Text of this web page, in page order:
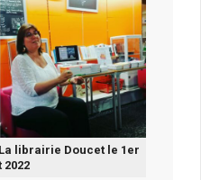
librairie Doucet le 1er